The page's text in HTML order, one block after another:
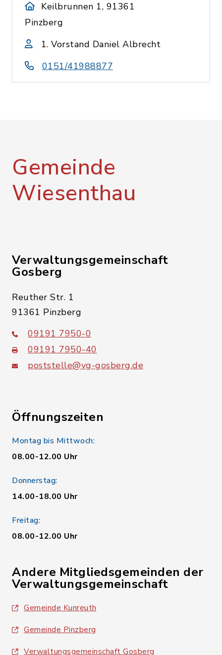
Keilbrunnen 1, 91361
Pinzberg
1. Vorstand Daniel Albrecht
0151/41988877
Gemeinde
Wiesenthau
Verwaltungsgemeinschaft
Gosberg
Reuther Str. 1
91361 Pinzberg
09191 7950-0
09191 7950-40
poststelle@vg-gosberg.de
Öffnungszeiten
Montag bis Mittwoch:
08.00-12.00 Uhr
Donnerstag:
14.00-18.00 Uhr
Freitag:
08.00-12.00 Uhr
Andere Mitgliedsgemeinden der
Verwaltungsgemeinschaft
Gemeinde Kunreuth
Gemeinde Pinzberg
Verwaltungsgemeinschaft Gosberg